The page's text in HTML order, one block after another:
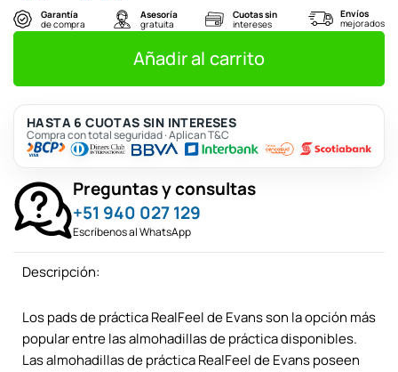
original
era:
S/154.
actual
es:
S/140.
Garantía
de compra
Asesoría
gratuita
Cuotas sin
intereses
Envíos
mejorados
Añadir al carrito
HASTA 6 CUOTAS SIN INTERESES
Compra con total seguridad · Aplican T&C
Preguntas y consultas
+51 940 027 129
Escríbenos al WhatsApp
Descripción:
Los pads de práctica RealFeel de Evans son la opción más
popular entre las almohadillas de práctica disponibles.
Las almohadillas de práctica RealFeel de Evans poseen